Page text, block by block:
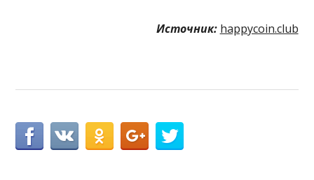
Источник: happycoin.club